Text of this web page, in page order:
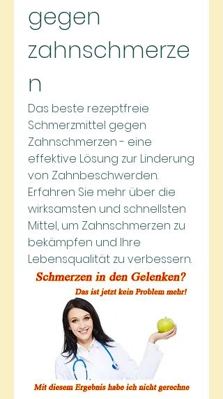
gegen
zahnschmerze
n
Das beste rezeptfreie
Schmerzmittel gegen
Zahnschmerzen - eine
effektive Lösung zur Linderung
von Zahnbeschwerden.
Erfahren Sie mehr über die
wirksamsten und schnellsten
Mittel, um Zahnschmerzen zu
bekämpfen und Ihre
Lebensqualität zu verbessern.